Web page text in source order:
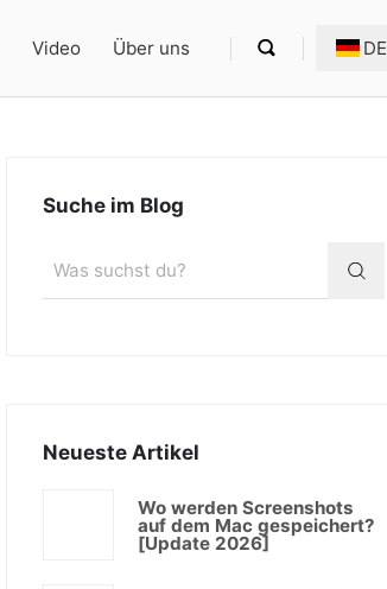
Video Über uns DE
Suche im Blog
Neueste Artikel
Wo werden Screenshots
auf dem Mac gespeichert?
[Update 2026]